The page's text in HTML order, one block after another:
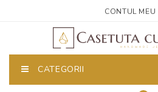
CONTUL MEU
CATEGORII